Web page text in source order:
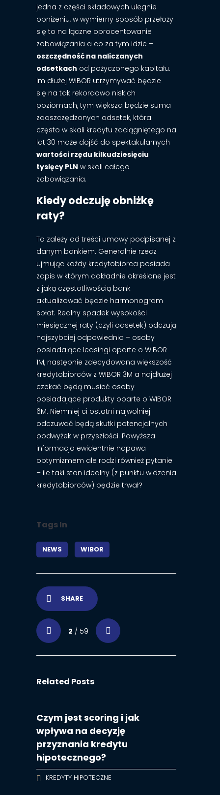
jedna z części składowych ulegnie
obniżeniu, w wymierny sposób przełoży
się to na łączne oprocentowanie
zobowiązania a co za tym idzie –
oszczędność na naliczanych
odsetkach od pożyczonego kapitału.
Im dłużej WIBOR utrzymywać będzie
się na tak rekordowo niskich
poziomach, tym większa będzie suma
zaoszczędzonych odsetek, która
często w skali kredytu zaciągniętego na
lat 30 może dojść do spektakularnych
wartości rzędu kilkudziesięciu
tysięcy PLN w skali całego
zobowiązania.
Kiedy odczuję obniżkę
raty?
To zależy od treści umowy podpisanej z
danym bankiem. Generalnie rzecz
ujmując każdy kredytobiorca posiada
zapis w którym dokładnie określone jest
z jaką częstotliwością bank
aktualizować będzie harmonogram
spłat. Realny spadek wysokości
miesięcznej raty (czyli odsetek) odczują
najszybciej odpowiednio – osoby
posiadające leasingi oparte o WIBOR
1M, następnie zdecydowana większość
kredytobiorców z WIBOR 3M a najdłużej
czekać będą musieć osoby
posiadające produkty oparte o WIBOR
6M. Niemniej ci ostatni najwolniej
odczuwać będą skutki potencjalnych
podwyżek w przyszłości. Powyższa
informacja ewidentnie napawa
optymizmem ale rodzi również pytanie
– ile taki stan idealny (z punktu widzenia
kredytobiorców) będzie trwał?
Tags In
NEWS WIBOR
SHARE
2 / 59
Related Posts
Czym jest scoring i jak
wpływa na decyzję
przyznania kredytu
hipotecznego?
KREDYTY HIPOTECZNE